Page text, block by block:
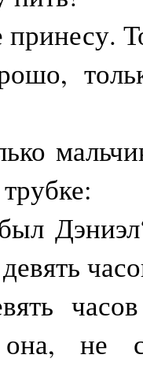
часов
она, не